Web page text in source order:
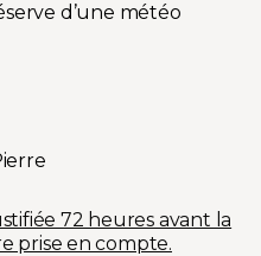
d’une météo
72 heures avant la
prise en compte.